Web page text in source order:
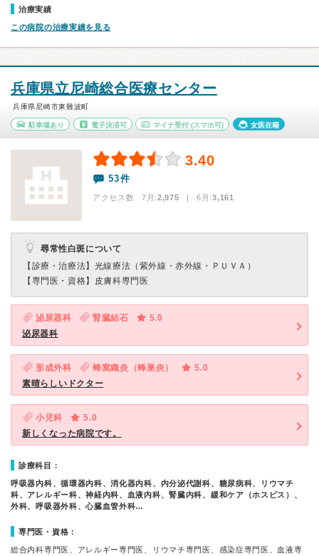
治療実績
この病院の治療実績を見る
兵庫県立尼崎総合医療センター
兵庫県尼崎市東難波町
駐車場あり 電子決済可 マイナ受付 (スマホ可) 女医在籍
3.40
53件
アクセス数 7月:2,975 | 6月:3,161
尋常性白斑について
【診療・治療法】 光線療法（紫外線・赤外線・ＰＵＶＡ）
【専門医・資格】 皮膚科専門医
泌尿器科 腎臓結石
5.0
泌尿器科
形成外科 蜂窩織炎（蜂巣炎）
5.0
素晴らしいドクター
小児科
5.0
新しくなった病院です。
診療科目：
呼吸器内科、循環器内科、消化器内科、内分泌代謝科、糖尿病科、リウマチ
科、アレルギー科、神経内科、血液内科、腎臓内科、緩和ケア（ホスピス）、
外科、呼吸器外科、心臓血管外科…
専門医・資格：
総合内科専門医、アレルギー専門医、リウマチ専門医、感染症専門医、血液専